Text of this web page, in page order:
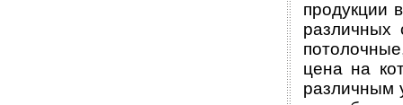
продукции
различных
цена на
различным